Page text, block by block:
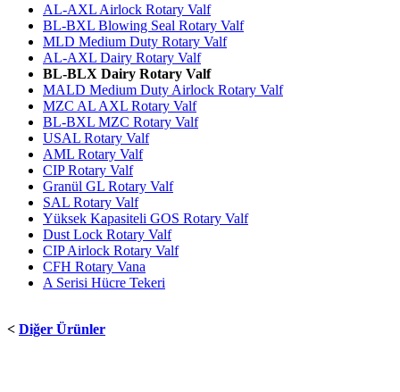
AL-AXL Airlock Rotary Valf
BL-BXL Blowing Seal Rotary Valf
MLD Medium Duty Rotary Valf
AL-AXL Dairy Rotary Valf
BL-BLX Dairy Rotary Valf
MALD Medium Duty Airlock Rotary Valf
MZC AL AXL Rotary Valf
BL-BXL MZC Rotary Valf
USAL Rotary Valf
AML Rotary Valf
CIP Rotary Valf
Granül GL Rotary Valf
SAL Rotary Valf
Yüksek Kapasiteli GOS Rotary Valf
Dust Lock Rotary Valf
CIP Airlock Rotary Valf
CFH Rotary Vana
A Serisi Hücre Tekeri
< Diğer Ürünler